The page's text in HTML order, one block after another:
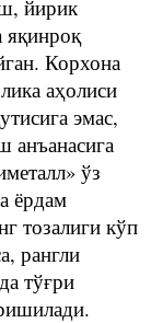
йирик
яқинроқ
Корхона
аҳолиси
эмас,
анъанасига
ўз
ёрдам
тозалиги кўп
рангли
тўғри